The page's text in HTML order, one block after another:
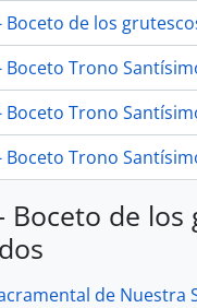
Boceto de los
Trono Santísimo Cristo de la
Trono Santísimo Cristo de la
Trono Santísimo Cristo de la
Boceto de los
de Nuestra